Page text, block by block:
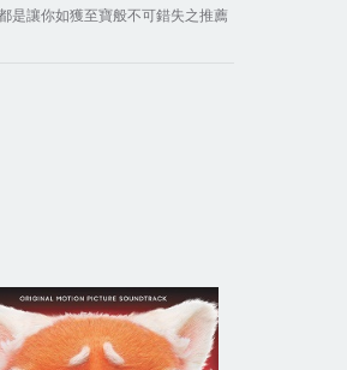
是讓你如獲至寶般不可錯失之推薦